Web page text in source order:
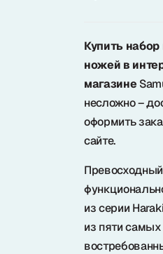
+7 (985) 682 65 26
Интернет-магазин (пн-пт 9-18)
+7 (495) 280 73 80
Problem@samura.ru
Samura в соцсетях
Купить
ножей в
магазине
несложно –
оформить
сайте.
из серии
из пяти самых